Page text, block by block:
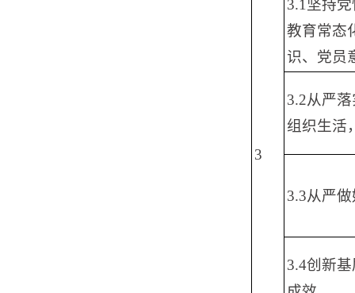
3
3.1坚持
教育常态
识、党员
3.2从严
组织生活
3.3从严
3.4创新